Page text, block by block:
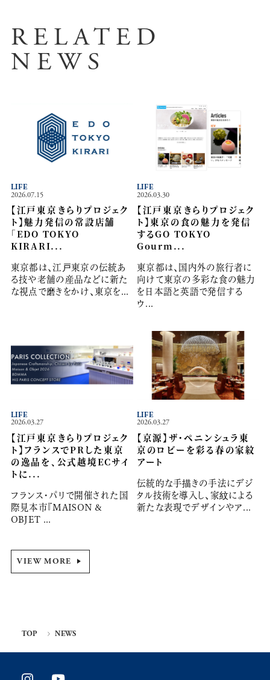
RELATED
NEWS
2026.07.15
【江戸東京きらりプロジェク
ト】魅力発信の常設店舗
「EDO TOKYO
KIRARI...
東京都は、江戸東京の伝統あ
る技や老舗の産品などに新た
な視点で磨きをかけ、東京を...
LIFE
2026.03.30
【江戸東京きらりプロジェク
ト】東京の食の魅力を発信
するGO TOKYO
Gourm...
東京都は、国内外の旅行者に
向けて東京の多彩な食の魅力
を日本語と英語で発信する
ウ...
LIFE
2026.03.27
【江戸東京きらりプロジェク
ト】フランスでPRした東京
の逸品を、公式越境ECサイ
トに...
フランス・パリで開催された国
際見本市『MAISON &
OBJET ...
LIFE
2026.03.27
【京源】ザ・ペニンシュラ東
京のロビーを彩る春の家紋
アート
伝統的な手描きの手法にデジ
タル技術を導入し、家紋による
新たな表現でデザインやア...
LIFE
VIEW MORE
TOP NEWS